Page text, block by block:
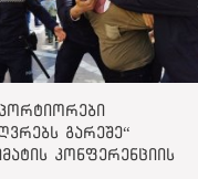
გარეშე“
კონფერენციის